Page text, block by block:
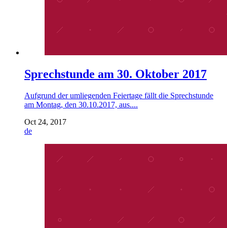
Sprechstunde am 30. Oktober 2017
Aufgrund der umliegenden Feiertage fällt die Sprechstunde
am Montag, den 30.10.2017, aus....
Oct 24, 2017
de